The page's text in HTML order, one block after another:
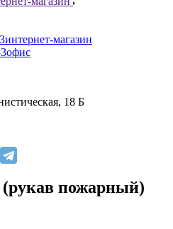
интернет-магазин
офис
18 Б
пожарный)